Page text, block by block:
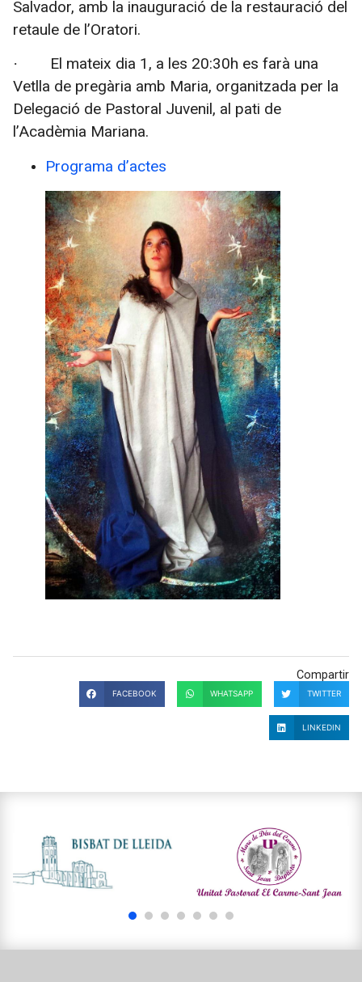
Salvador, amb la inauguració de la restauració del
retaule de l’Oratori.
·
El mateix dia 1, a les 20:30h es farà una
Vetlla de pregària amb Maria, organitzada per la
Delegació de Pastoral Juvenil, al pati de
l’Acadèmia Mariana.
Programa d’actes
Compartir
FACEBOOK WHATSAPP TWITTER
LINKEDIN